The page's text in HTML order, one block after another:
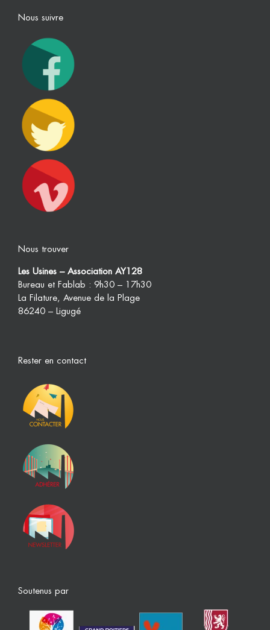
Nous suivre
Nous trouver
Les Usines – Association AY128
Bureau et Fablab : 9h30 – 17h30
La Filature, Avenue de la Plage
86240 – Ligugé
Rester en contact
Soutenus par